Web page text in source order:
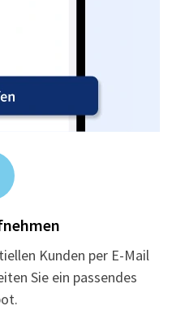
Kunden per E-Mail
Sie ein passendes